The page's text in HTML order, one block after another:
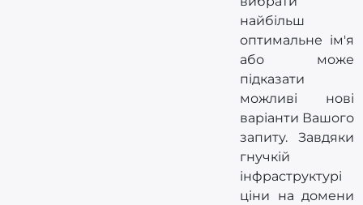
найбільш
оптимальне ім'я
або може
підказати
можливі нові
варіанти Вашого
запиту. Завдяки
гнучкій
інфраструктурі
ціни на домени